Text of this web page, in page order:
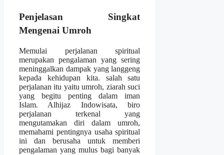
Penjelasan Singkat
Mengenai Umroh
Memulai perjalanan spiritual
merupakan pengalaman yang sering
meninggalkan dampak yang langgeng
kepada kehidupan kita. salah satu
perjalanan itu yaitu umroh, ziarah suci
yang begitu penting dalam iman
Islam. Alhijaz Indowisata, biro
perjalanan terkenal yang
mengutamakan diri dalam umroh,
memahami pentingnya usaha spiritual
ini dan berusaha untuk memberi
pengalaman yang mulus bagi banyak